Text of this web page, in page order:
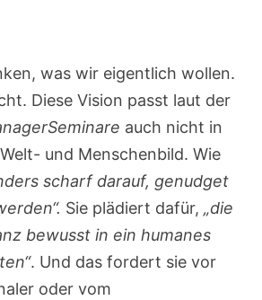
was wir eigentlich wollen.
Diese Vision passt laut der
auch nicht in
und Menschenbild. Wie
scharf darauf, genudget
Sie plädiert dafür,„die
bewusst in ein humanes
. Und das fordert sie vor
oder vom